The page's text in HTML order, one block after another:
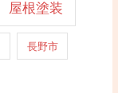
屋根塗装
長野市